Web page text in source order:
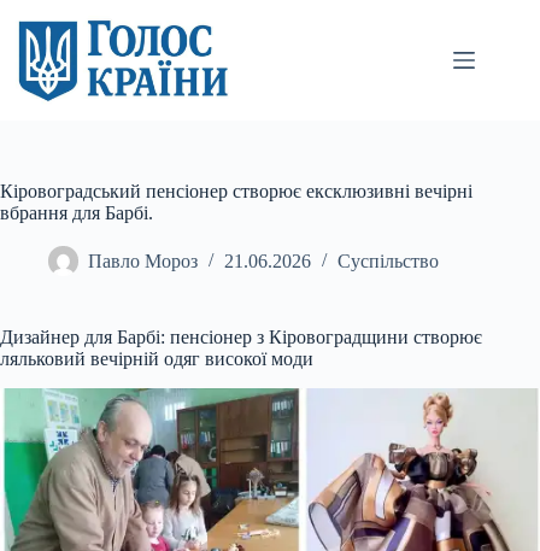
вмісту
Кіровоградський пенсіонер створює ексклюзивні вечірні
вбрання для Барбі.
Павло Мороз 21.06.2026 Суспільство
Дизайнер для Барбі: пенсіонер з Кіровоградщини створює
ляльковий вечірній одяг високої моди